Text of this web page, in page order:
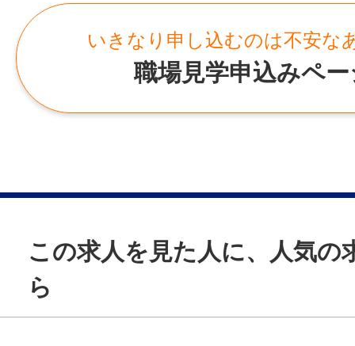
シフト制
シフト制による月8日お休み（日曜午後は
その他手当あり(時間外手当)
加入保険等
社会保険完備（雇用・健康・労災・厚生）
マイカー通勤
いきなり申し込むのは不安な
職場見学申込みペ
この求人を見た人に、人気の
ら